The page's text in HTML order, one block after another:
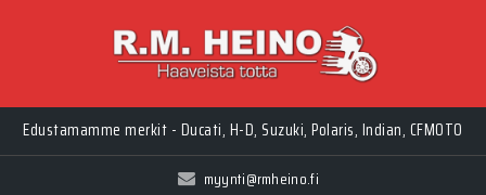
Edustamamme merkit - Ducati, H-D, Suzuki, Polaris, Indian, CFMOTO
myynti@rmheino.fi